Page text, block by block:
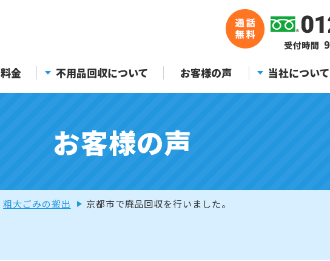
料金 不用品回収について お客様の声 当社について
お客様の声
粗大ごみの搬出 京都市で廃品回収を行いました。